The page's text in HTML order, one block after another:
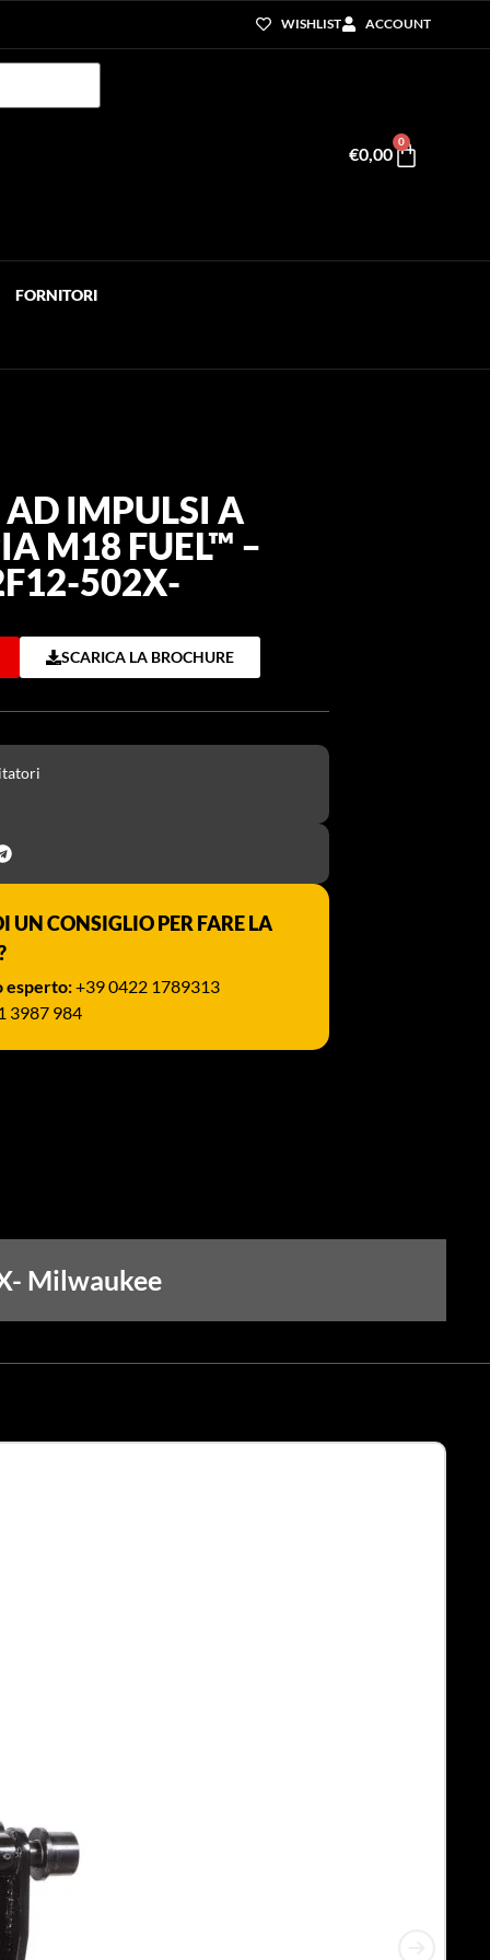
WISHLIST ACCOUNT
€0,00
0
FORNITORI
IMPULSI A
M18 FUEL™ –
502X-
SCARICA LA BROCHURE
UN CONSIGLIO PER FARE LA
esperto:+39 0422 1789313
3987 984
Milwaukee